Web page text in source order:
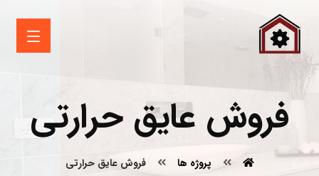
فروش عایق حرارتی
پروژه ها فروش عایق حرارتی